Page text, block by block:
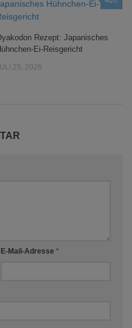
Rezept: Japanisches
Ei-Reisgericht
25, 2026
E-Mail-Adresse *